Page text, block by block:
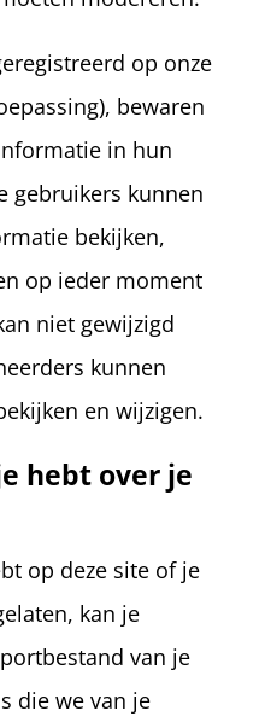
op onze
bewaren
in hun
gebruikers kunnen
bekijken,
op ieder moment
niet gewijzigd
kunnen
en wijzigen.
hebt over je
op deze site of je
kan je
van je
die we van je